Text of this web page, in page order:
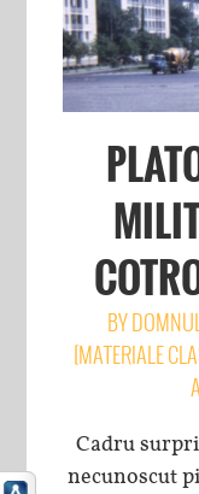
BY
[MATERIALE
Cadru
necunoscut